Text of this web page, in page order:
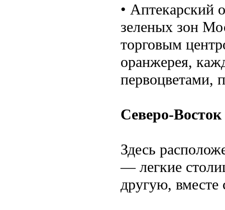
• Аптекарский
зеленых зон
торговым
оранжерея,
первоцветами,
Северо-Восток
Здесь
— легкие
другую, вместе